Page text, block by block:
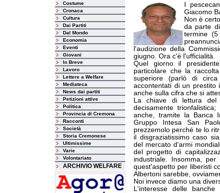
Costume
Cronaca
Cultura
Dai Partiti
Dal Mondo
Economia
Eventi
Giovani
In Breve
Lavoro
Lettere a Welfare
Mediateca
News dai partiti
Petizioni attive
Politica
Provincia di Cremona
Racconti
Società
Storia Cremonese
Ultimissime
Varie
Volontariato
ARCHIVIO WELFARE
I
Giacomo
Non è
da parte
termine
l'audizione della
giugno. Ora c'è l'ufficialità.
Quel giorno il
particolare che la
superiore (parlò di
accontentati di un prestito
anche sulla cifra che si
La chiave di lettura del
decisamente
anche, tramite la Banca
Gruppo Intesa San
prezzemolo perché te lo
il disgraziatissimo caso
del mercato d'armi
del progetto di
industriale. Insomma,
quest'aspetto per liberisti
Albertoni sarebbe,
Noi invece diamo una
L'interesse delle